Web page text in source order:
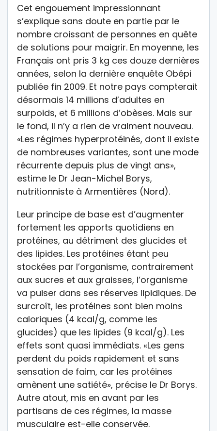
Cet engouement impressionnant
s’explique sans doute en partie par le
nombre croissant de personnes en quête
de solutions pour maigrir. En moyenne, les
Français ont pris 3 kg ces douze dernières
années, selon la dernière enquête Obépi
publiée fin 2009. Et notre pays compterait
désormais 14 millions d’adultes en
surpoids, et 6 millions d’obèses. Mais sur
le fond, il n’y a rien de vraiment nouveau.
«Les régimes hyperprotéinés, dont il existe
de nombreuses variantes, sont une mode
récurrente depuis plus de vingt ans»,
estime le Dr Jean-Michel Borys,
nutritionniste à Armentières (Nord).
Leur principe de base est d’augmenter
fortement les apports quotidiens en
protéines, au détriment des glucides et
des lipides. Les protéines étant peu
stockées par l’organisme, contrairement
aux sucres et aux graisses, l’organisme
va puiser dans ses réserves lipidiques. De
surcroît, les protéines sont bien moins
caloriques (4 kcal/g, comme les
glucides) que les lipides (9 kcal/g). Les
effets sont quasi immédiats. «Les gens
perdent du poids rapidement et sans
sensation de faim, car les protéines
amènent une satiété», précise le Dr Borys.
Autre atout, mis en avant par les
partisans de ces régimes, la masse
musculaire est-elle conservée.